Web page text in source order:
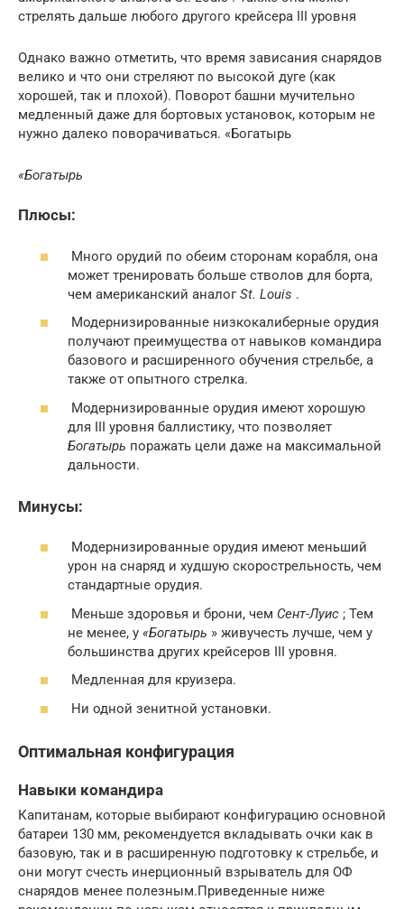
стрелять дальше любого другого крейсера III уровня
Однако важно отметить, что время зависания снарядов
велико и что они стреляют по высокой дуге (как
хорошей, так и плохой). Поворот башни мучительно
медленный даже для бортовых установок, которым не
нужно далеко поворачиваться. «Богатырь
«Богатырь
Плюсы:
Много орудий по обеим сторонам корабля, она
может тренировать больше стволов для борта,
чем американский аналогSt. Louis .
Модернизированные низкокалиберные орудия
получают преимущества от навыков командира
базового и расширенного обучения стрельбе, а
также от опытного стрелка.
Модернизированные орудия имеют хорошую
для III уровня баллистику, что позволяет
Богатырь поражать цели даже на максимальной
дальности.
Минусы:
Модернизированные орудия имеют меньший
урон на снаряд и худшую скорострельность, чем
стандартные орудия.
Меньше здоровья и брони, чем Сент-Луис ; Тем
не менее, у «Богатырь » живучесть лучше, чем у
большинства других крейсеров III уровня.
Медленная для круизера.
Ни одной зенитной установки.
Оптимальная конфигурация
Навыки командира
Капитанам, которые выбирают конфигурацию основной
батареи 130 мм, рекомендуется вкладывать очки как в
базовую, так и в расширенную подготовку к стрельбе, и
они могут счесть инерционный взрыватель для ОФ
снарядов менее полезным.Приведенные ниже